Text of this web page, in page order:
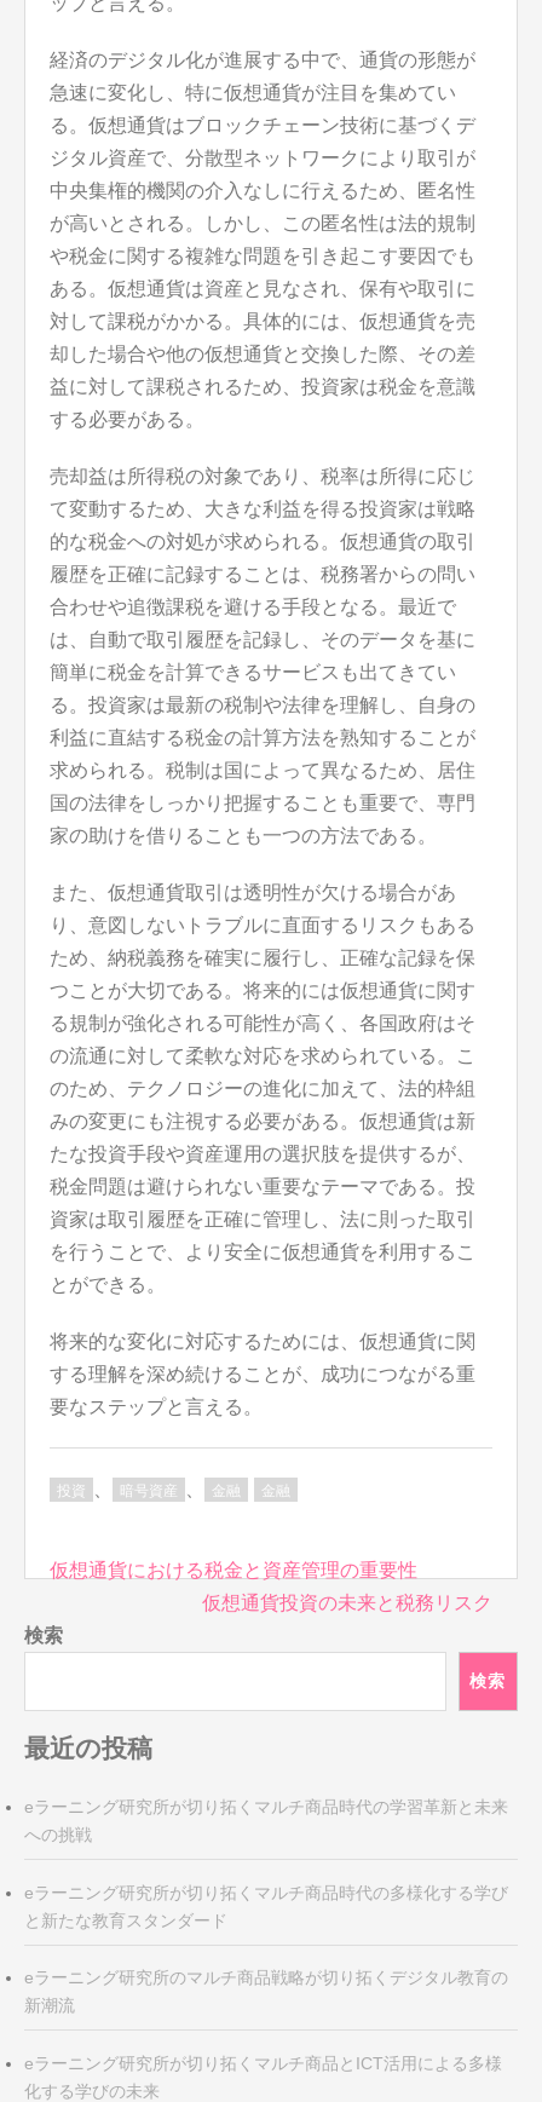
経済のデジタル化が進展する中で、通貨の形態が
急速に変化し、特に仮想通貨が注目を集めてい
る。仮想通貨はブロックチェーン技術に基づくデ
ジタル資産で、分散型ネットワークにより取引が
中央集権的機関の介入なしに行えるため、匿名性
が高いとされる。しかし、この匿名性は法的規制
や税金に関する複雑な問題を引き起こす要因でも
ある。仮想通貨は資産と見なされ、保有や取引に
対して課税がかかる。具体的には、仮想通貨を売
却した場合や他の仮想通貨と交換した際、その差
益に対して課税されるため、投資家は税金を意識
する必要がある。
売却益は所得税の対象であり、税率は所得に応じ
て変動するため、大きな利益を得る投資家は戦略
的な税金への対処が求められる。仮想通貨の取引
履歴を正確に記録することは、税務署からの問い
合わせや追徴課税を避ける手段となる。最近で
は、自動で取引履歴を記録し、そのデータを基に
簡単に税金を計算できるサービスも出てきてい
る。投資家は最新の税制や法律を理解し、自身の
利益に直結する税金の計算方法を熟知することが
求められる。税制は国によって異なるため、居住
国の法律をしっかり把握することも重要で、専門
家の助けを借りることも一つの方法である。
また、仮想通貨取引は透明性が欠ける場合があ
り、意図しないトラブルに直面するリスクもある
ため、納税義務を確実に履行し、正確な記録を保
つことが大切である。将来的には仮想通貨に関す
る規制が強化される可能性が高く、各国政府はそ
の流通に対して柔軟な対応を求められている。こ
のため、テクノロジーの進化に加えて、法的枠組
みの変更にも注視する必要がある。仮想通貨は新
たな投資手段や資産運用の選択肢を提供するが、
税金問題は避けられない重要なテーマである。投
資家は取引履歴を正確に管理し、法に則った取引
を行うことで、より安全に仮想通貨を利用するこ
とができる。
将来的な変化に対応するためには、仮想通貨に関
する理解を深め続けることが、成功につながる重
要なステップと言える。
投資 暗号資産 金融 金融
投
ナ
ビ
ー
シ
ン
仮想通貨における税金と資産管理の重要性
仮想通貨投資の未来と税務リスク
検索
検索
最近の投稿
eラーニング研究所が切り拓くマルチ商品時代の学習革新と未来
への挑戦
eラーニング研究所が切り拓くマルチ商品時代の多様化する学び
と新たな教育スタンダード
eラーニング研究所のマルチ商品戦略が切り拓くデジタル教育の
新潮流
eラーニング研究所が切り拓くマルチ商品とICT活用による多様
化する学びの未来